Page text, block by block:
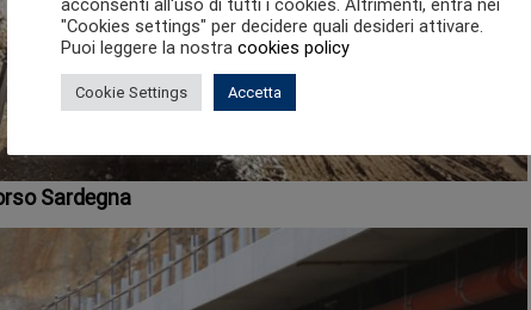
Sardegna
"Cookies settings" per decidere quali desideri attivare.
Puoi leggere la nostra cookies policy
Cookie Settings Accetta